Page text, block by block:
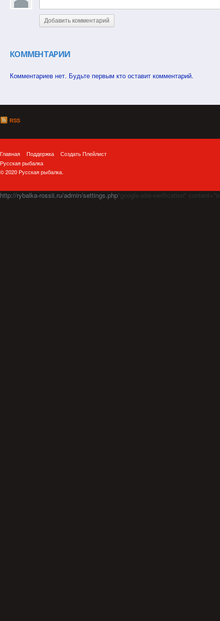
Добавить комментарий
КОММЕНТАРИИ
Комментариев нет. Будьте первым кто оставит комментарий.
RSS
Главная Поддержка
Создать Плейлист
Русская рыбалка
© 2020 Русская рыбалка.
http://rybalka-rossii.ru/admin/settings.php"google-site-verification"